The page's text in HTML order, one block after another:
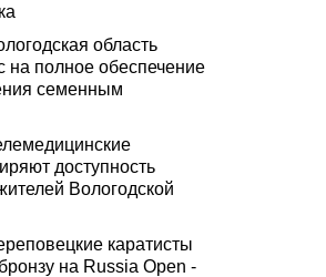
область
на полное обеспечение
семенным
доступность
Вологодской
каратисты
на Russia Open -